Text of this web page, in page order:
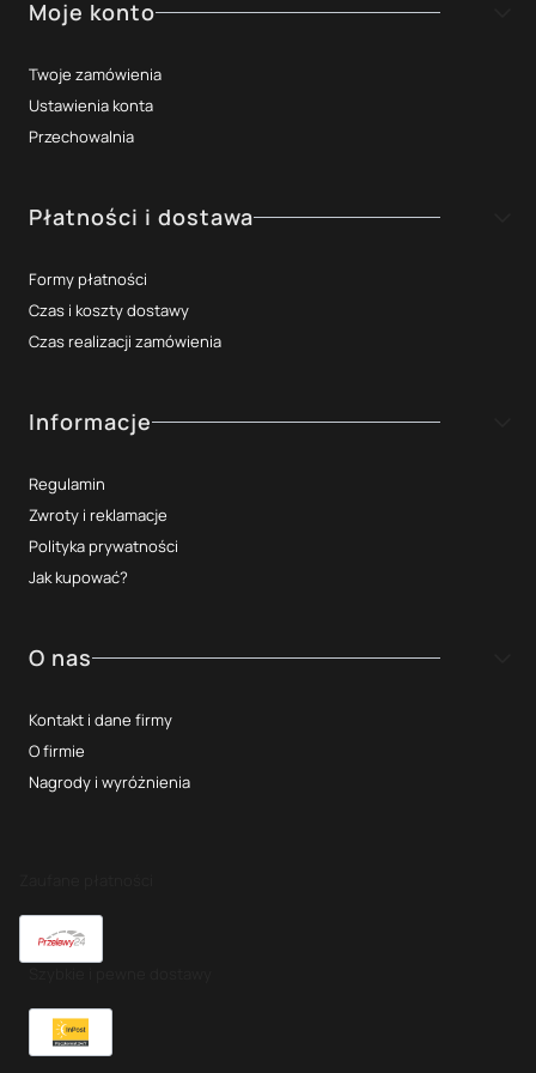
Moje konto
Twoje zamówienia
Ustawienia konta
Przechowalnia
Płatności i dostawa
Formy płatności
Czas i koszty dostawy
Czas realizacji zamówienia
Informacje
Regulamin
Zwroty i reklamacje
Polityka prywatności
Jak kupować?
O nas
Kontakt i dane firmy
O firmie
Nagrody i wyróżnienia